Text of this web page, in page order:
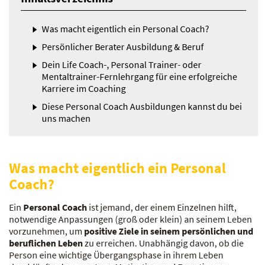
Was macht eigentlich ein Personal Coach?
Persönlicher Berater Ausbildung & Beruf
Dein Life Coach-, Personal Trainer- oder
Mentaltrainer-Fernlehrgang für eine erfolgreiche
Karriere im Coaching
Diese Personal Coach Ausbildungen kannst du bei
uns machen
Was macht eigentlich ein Personal
Coach?
Ein Personal Coach ist jemand, der einem Einzelnen hilft,
notwendige Anpassungen (groß oder klein) an seinem Leben
vorzunehmen, um positive Ziele in seinem persönlichen und
beruflichen Lebenzu erreichen. Unabhängig davon, ob die
Person eine wichtige Übergangsphase in ihrem Leben